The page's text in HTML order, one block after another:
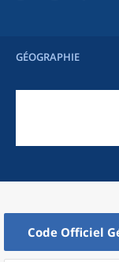
GÉOGRAPHIE
Code Officiel